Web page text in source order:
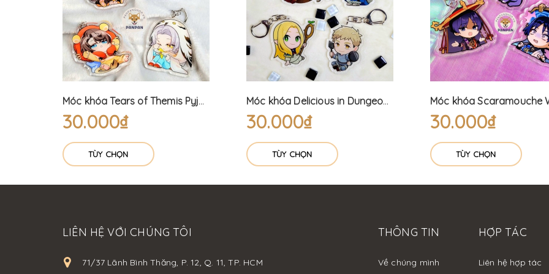
Móc khóa Tears of Themis Pyjama (6cm)
30.000₫
TÙY CHỌN
Móc khóa Delicious in Dungeon (6cm) Dungeon Meshi
30.000₫
TÙY CHỌN
30.000₫
TÙY CHỌN
LIÊN HỆ VỚI CHÚNG TÔI
71/37 Lãnh Bình Thăng, P. 12, Q. 11, TP. HCM
THÔNG TIN
Về chúng mình
HỢP TÁC
Liên hệ hợp tác